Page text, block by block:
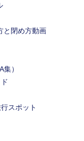
と閉め方動画
）
スポット